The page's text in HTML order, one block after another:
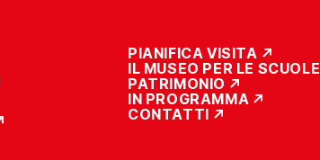
PIANIFICA VISITA
IL MUSEO PER LE SCUOLE
PATRIMONIO
IN PROGRAMMA
CONTATTI